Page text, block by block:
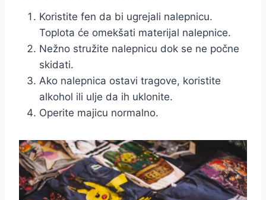
Koristite fen da bi ugrejali nalepnicu.
Toplota će omekšati materijal nalepnice.
Nežno stružite nalepnicu dok se ne počne
skidati.
Ako nalepnica ostavi tragove, koristite
alkohol ili ulje da ih uklonite.
Operite majicu normalno.